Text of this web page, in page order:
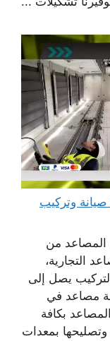
صيانة مصاعد في الكويت 65542233 صيانة وتركيب
المصاعد من
التجارية،
يصل إلى
مصاعد في
بكافة
وتصليحها بمعدات